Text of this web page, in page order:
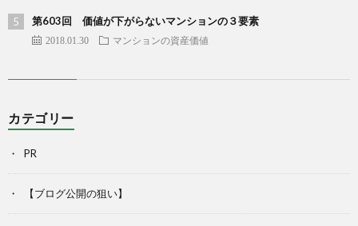
第603回 価値が下がらないマンションの３要素
2018.01.30 マンションの資産価値
カテゴリー
PR
【ブログ公開の狙い】